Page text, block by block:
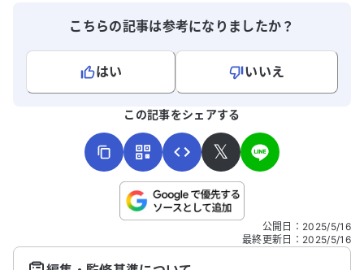
こちらの記事は参考になりましたか？
はい
いいえ
こちらは送信専用のフォームです。氏名やご自身の病気の詳細な
この記事をシェアする
𝕏
公開日 ： 2025/5/16
最終更新日 ： 2025/5/16